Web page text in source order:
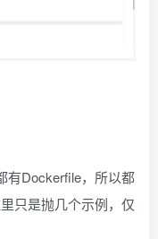
有Dockerfile，所以都
只是抛几个示例，仅